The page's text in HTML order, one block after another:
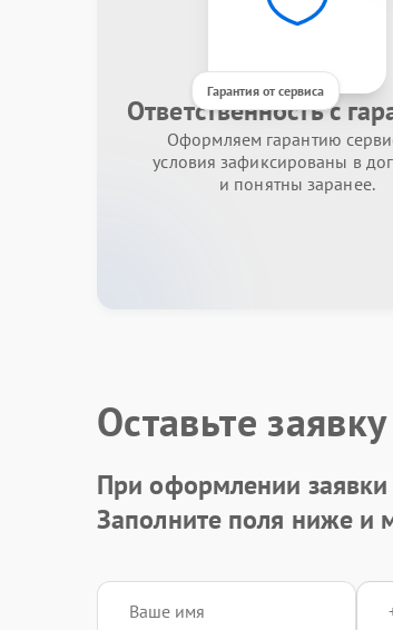
Гарантия от сервиса
Ответственность с
Оформляем гарантию
условия зафиксированы в
и понятны заранее.
Оставьте
При оформлении
Заполните поля ниже и